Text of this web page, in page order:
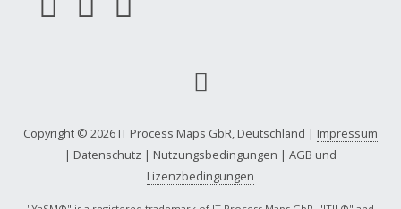
Copyright © 2026 IT Process Maps GbR, Deutschland | Impressum
| Datenschutz | Nutzungsbedingungen | AGB und
Lizenzbedingungen